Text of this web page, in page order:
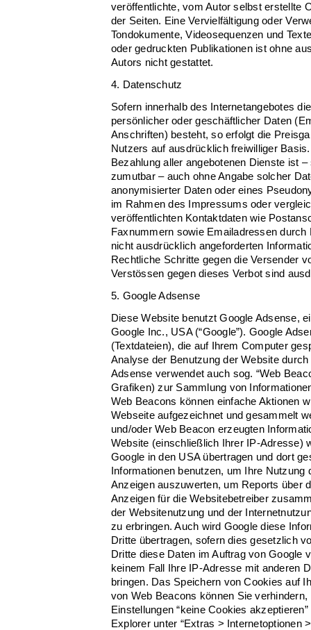
veröffentlichte, vom Autor selbst erstellte
der Seiten. Eine Vervielfältigung oder
Tondokumente, Videosequenzen und
oder gedruckten Publikationen ist ohne
Autors nicht gestattet.
4. Datenschutz
Sofern innerhalb des Internetangebotes
persönlicher oder geschäftlicher Daten
Anschriften) besteht, so erfolgt die
Nutzers auf ausdrücklich freiwilliger
Bezahlung aller angebotenen Dienste ist
zumutbar – auch ohne Angabe solcher
anonymisierter Daten oder eines
im Rahmen des Impressums oder
veröffentlichten Kontaktdaten wie
Faxnummern sowie Emailadressen
nicht ausdrücklich angeforderten
Rechtliche Schritte gegen die Versender
Verstössen gegen dieses Verbot sind
5. Google Adsense
Diese Website benutzt Google Adsense,
Google Inc., USA (“Google”). Google
(Textdateien), die auf Ihrem Computer
Analyse der Benutzung der Website
Adsense verwendet auch sog. “Web
Grafiken) zur Sammlung von
Web Beacons können einfache Aktionen
Webseite aufgezeichnet und gesammelt
und/oder Web Beacon erzeugten
Website (einschließlich Ihrer IP-Adresse)
Google in den USA übertragen und dort
Informationen benutzen, um Ihre Nutzung
Anzeigen auszuwerten, um Reports über
Anzeigen für die Websitebetreiber
der Websitenutzung und der
zu erbringen. Auch wird Google diese
Dritte übertragen, sofern dies gesetzlich
Dritte diese Daten im Auftrag von Google
keinem Fall Ihre IP-Adresse mit anderen
bringen. Das Speichern von Cookies auf
von Web Beacons können Sie
Einstellungen “keine Cookies
Explorer unter “Extras > Internetoptionen